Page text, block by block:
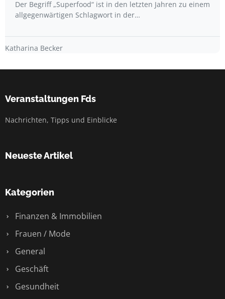
Der Begriff „Superfood“ ist in den letzten Jahren zu einem
allgegenwärtigen Schlagwort in der…
Katharina Becker
Veranstaltungen Fds
Nachrichten, Tipps und Einblicke
Neueste Artikel
Kategorien
Finanzen & Immobilien
Frauen / Mode
General
Geschäft
Gesundheit